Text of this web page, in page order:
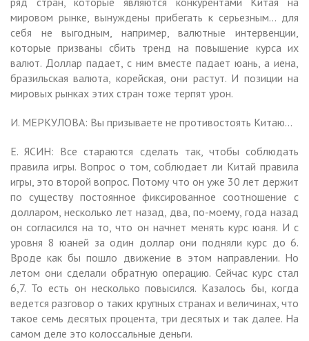
мировом рынке, вынуждены прибегать к серьезным… для
себя не выгодным, например, валютные интервенции,
которые призваны сбить тренд на повышение курса их
валют. Доллар падает, с ним вместе падает юань, а иена,
бразильская валюта, корейская, они растут. И позиции на
мировых рынках этих стран тоже терпят урон.
И. МЕРКУЛОВА: Вы призываете не противостоять Китаю…
Е. ЯСИН: Все стараются сделать так, чтобы соблюдать
правила игры. Вопрос о том, соблюдает ли Китай правила
игры, это второй вопрос. Потому что он уже 30 лет держит
по существу постоянное фиксированное соотношение с
долларом, несколько лет назад, два, по-моему, года назад
он согласился на то, что он начнет менять курс юаня. И с
уровня 8 юаней за один доллар они подняли курс до 6.
Вроде как бы пошло движение в этом направлении. Но
летом они сделали обратную операцию. Сейчас курс стал
6,7. То есть он несколько повысился. Казалось бы, когда
ведется разговор о таких крупных странах и величинах, что
такое семь десятых процента, три десятых и так далее. На
самом деле это колоссальные деньги.